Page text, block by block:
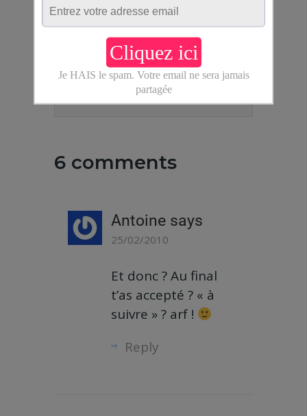
Pas de commentaire avec
ancre optimisée (du style:
"comment gagner de
l'argent", ou "blog
voyage"), merci !
6 comments
Antoine says
25/02/2010
Et donc ? Au final
t’as accepté ? « à
suivre » ? arf !
Reply